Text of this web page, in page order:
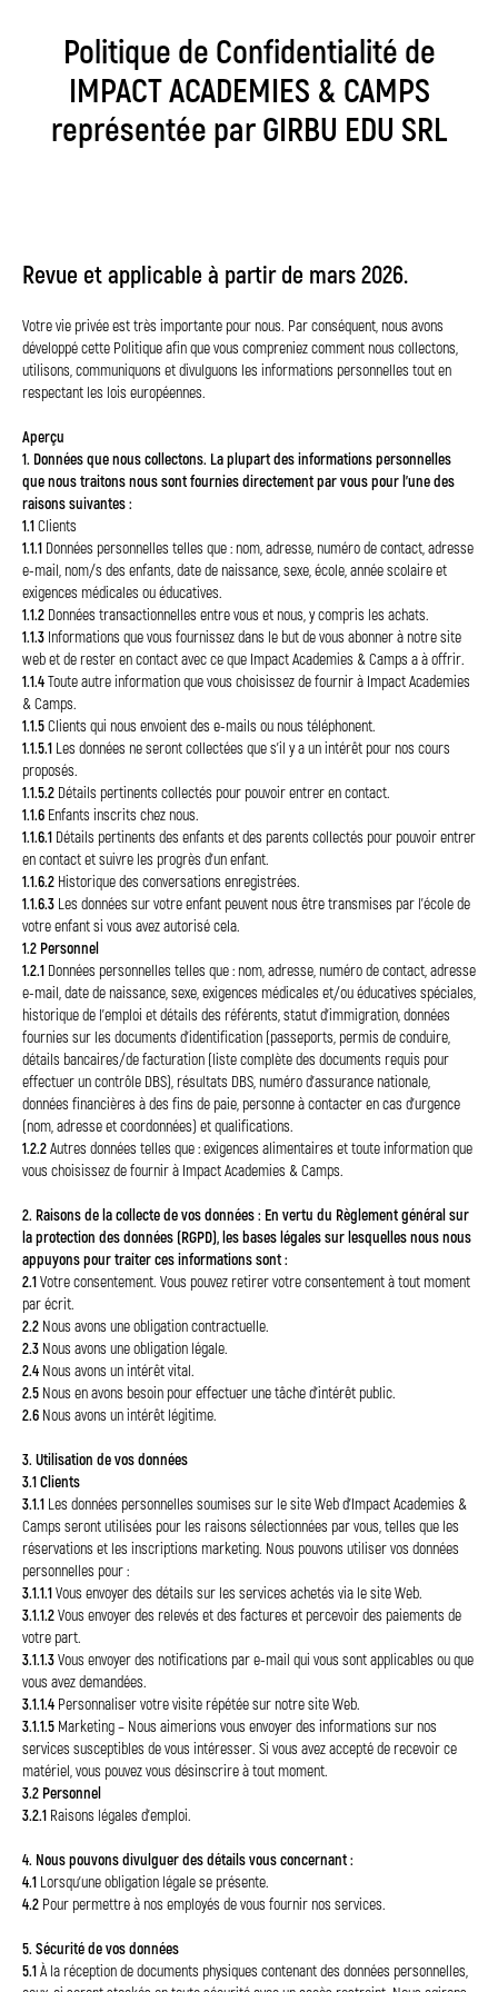
Politique de Confidentialité de
IMPACT ACADEMIES & CAMPS
représentée par GIRBU EDU SRL
Revue et applicable à partir de mars 2026.
Votre vie privée est très importante pour nous. Par conséquent, nous avons
développé cette Politique afin que vous compreniez comment nous collectons,
utilisons, communiquons et divulguons les informations personnelles tout en
respectant les lois européennes.
Aperçu
1. Données que nous collectons. La plupart des informations personnelles
que nous traitons nous sont fournies directement par vous pour l'une des
raisons suivantes :
1.1Clients
1.1.1 Données personnelles telles que : nom, adresse, numéro de contact, adresse
e-mail, nom/s des enfants, date de naissance, sexe, école, année scolaire et
exigences médicales ou éducatives.
1.1.2 Données transactionnelles entre vous et nous, y compris les achats.
1.1.3 Informations que vous fournissez dans le but de vous abonner à notre site
web et de rester en contact avec ce que Impact Academies & Camps a à offrir.
1.1.4Toute autre information que vous choisissez de fournir à Impact Academies
& Camps.
1.1.5Clients qui nous envoient des e-mails ou nous téléphonent.
1.1.5.1 Les données ne seront collectées que s'il y a un intérêt pour nos cours
proposés.
1.1.5.2 Détails pertinents collectés pour pouvoir entrer en contact.
1.1.6 Enfants inscrits chez nous.
1.1.6.1 Détails pertinents des enfants et des parents collectés pour pouvoir entrer
en contact et suivre les progrès d'un enfant.
1.1.6.2 Historique des conversations enregistrées.
1.1.6.3 Les données sur votre enfant peuvent nous être transmises par l'école de
votre enfant si vous avez autorisé cela.
1.2 Personnel
1.2.1 Données personnelles telles que : nom, adresse, numéro de contact, adresse
e-mail, date de naissance, sexe, exigences médicales et/ou éducatives spéciales,
historique de l'emploi et détails des référents, statut d'immigration, données
fournies sur les documents d'identification (passeports, permis de conduire,
détails bancaires/de facturation (liste complète des documents requis pour
effectuer un contrôle DBS), résultats DBS, numéro d'assurance nationale,
données financières à des fins de paie, personne à contacter en cas d'urgence
(nom, adresse et coordonnées) et qualifications.
1.2.2Autres données telles que : exigences alimentaires et toute information que
vous choisissez de fournir à Impact Academies & Camps.
2. Raisons de la collecte de vos données : En vertu du Règlement général sur
la protection des données (RGPD), les bases légales sur lesquelles nous nous
appuyons pour traiter ces informations sont :
2.1Votre consentement. Vous pouvez retirer votre consentement à tout moment
par écrit.
2.2 Nous avons une obligation contractuelle.
2.3 Nous avons une obligation légale.
2.4 Nous avons un intérêt vital.
2.5 Nous en avons besoin pour effectuer une tâche d'intérêt public.
2.6 Nous avons un intérêt légitime.
3. Utilisation de vos données
3.1 Clients
3.1.1 Les données personnelles soumises sur le site Web d'Impact Academies &
Camps seront utilisées pour les raisons sélectionnées par vous, telles que les
réservations et les inscriptions marketing. Nous pouvons utiliser vos données
personnelles pour :
3.1.1.1Vous envoyer des détails sur les services achetés via le site Web.
3.1.1.2Vous envoyer des relevés et des factures et percevoir des paiements de
votre part.
3.1.1.3Vous envoyer des notifications par e-mail qui vous sont applicables ou que
vous avez demandées.
3.1.1.4 Personnaliser votre visite répétée sur notre site Web.
3.1.1.5 Marketing – Nous aimerions vous envoyer des informations sur nos
services susceptibles de vous intéresser. Si vous avez accepté de recevoir ce
matériel, vous pouvez vous désinscrire à tout moment.
3.2 Personnel
3.2.1 Raisons légales d'emploi.
4. Nous pouvons divulguer des détails vous concernant :
4.1 Lorsqu'une obligation légale se présente.
4.2 Pour permettre à nos employés de vous fournir nos services.
5. Sécurité de vos données
5.1À la réception de documents physiques contenant des données personnelles,